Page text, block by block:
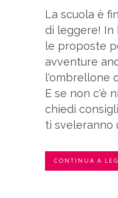
La scuola è
di leggere!
le proposte
avventure
l'ombrellone
E se non c'è
chiedi
ti sveleranno
CONTINUA A